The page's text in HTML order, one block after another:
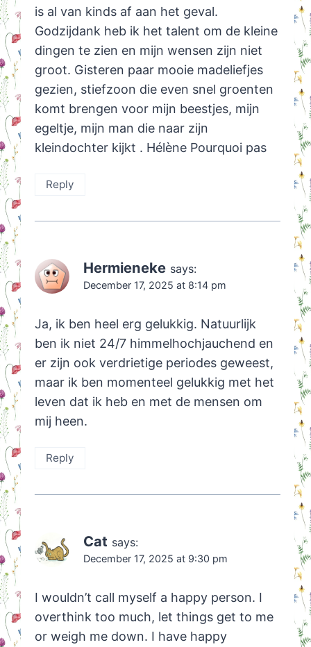
is al van kinds af aan het geval.
Godzijdank heb ik het talent om de kleine
dingen te zien en mijn wensen zijn niet
groot. Gisteren paar mooie madeliefjes
gezien, stiefzoon die even snel groenten
komt brengen voor mijn beestjes, mijn
egeltje, mijn man die naar zijn
kleindochter kijkt . Hélène Pourquoi pas
Reply
Hermieneke says:
December 17, 2025 at 8:14 pm
Ja, ik ben heel erg gelukkig. Natuurlijk
ben ik niet 24/7 himmelhochjauchend en
er zijn ook verdrietige periodes geweest,
maar ik ben momenteel gelukkig met het
leven dat ik heb en met de mensen om
mij heen.
Reply
Cat says:
December 17, 2025 at 9:30 pm
I wouldn’t call myself a happy person. I
overthink too much, let things get to me
or weigh me down. I have happy